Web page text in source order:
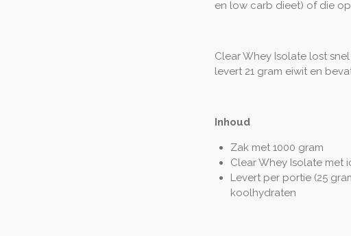
en low carb dieet) of die
Clear Whey Isolate lost
levert 21 gram eiwit en
Inhoud
Zak met 1000 gram
Clear Whey Isolate met
Levert per portie (25
koolhydraten